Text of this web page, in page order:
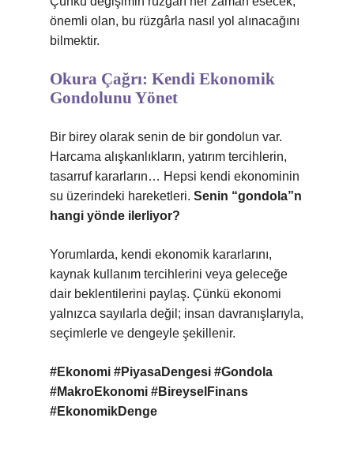
önemli olan, bu rüzgârla nasıl yol alınacağını
bilmektir.
Okura Çağrı: Kendi Ekonomik
Gondolunu Yönet
Bir birey olarak senin de bir gondolun var.
Harcama alışkanlıkların, yatırım tercihlerin,
tasarruf kararların… Hepsi kendi ekonominin
su üzerindeki hareketleri. Senin “gondola”n
hangi yönde ilerliyor?
Yorumlarda, kendi ekonomik kararlarını,
kaynak kullanım tercihlerini veya geleceğe
dair beklentilerini paylaş. Çünkü ekonomi
yalnızca sayılarla değil; insan davranışlarıyla,
seçimlerle ve dengeyle şekillenir.
#Ekonomi #PiyasaDengesi #Gondola
#MakroEkonomi #BireyselFinans
#EkonomikDenge